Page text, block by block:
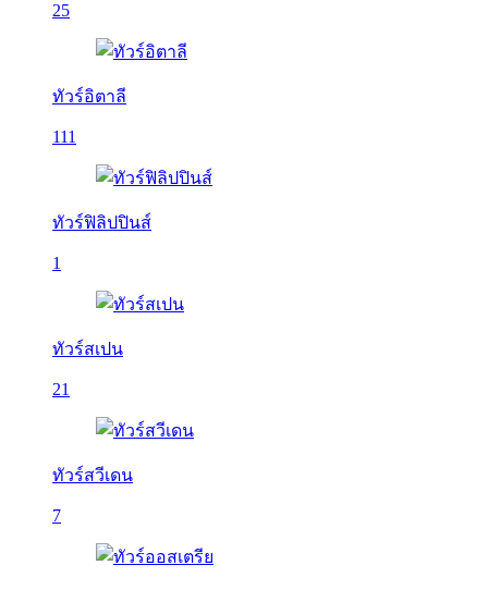
25
ทัวร์อิตาลี
111
ทัวร์ฟิลิปปินส์
1
ทัวร์สเปน
21
ทัวร์สวีเดน
7